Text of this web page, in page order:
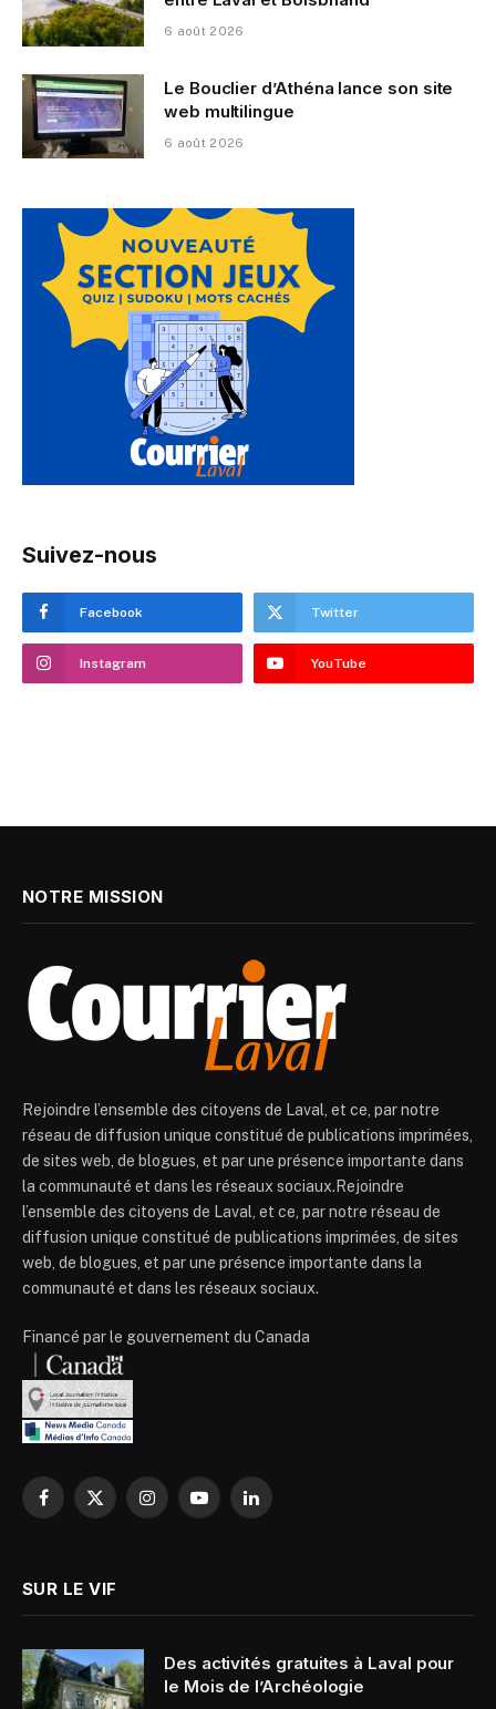
6 août 2026
Le Bouclier d’Athéna lance son site
web multilingue
6 août 2026
Suivez-nous
Facebook Twitter
Instagram YouTube
NOTRE MISSION
Rejoindre l’ensemble des citoyens de Laval, et ce, par notre
réseau de diffusion unique constitué de publications imprimées,
de sites web, de blogues, et par une présence importante dans
la communauté et dans les réseaux sociaux.Rejoindre
l’ensemble des citoyens de Laval, et ce, par notre réseau de
diffusion unique constitué de publications imprimées, de sites
web, de blogues, et par une présence importante dans la
communauté et dans les réseaux sociaux.
Financé par le gouvernement du Canada
Facebook
X
InstagramYouTubeLinkedIn
SUR LE VIF
Des activités gratuites à Laval pour
le Mois de l’Archéologie